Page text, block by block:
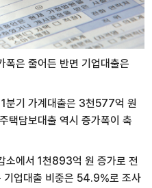
폭은 줄어든 반면 기업대출은
분기 가계대출은 3천577억 원
택담보대출 역시 증가폭이 축
소에서 1천893억 원 증가로 전
기업대출 비중은 54.9%로 조사